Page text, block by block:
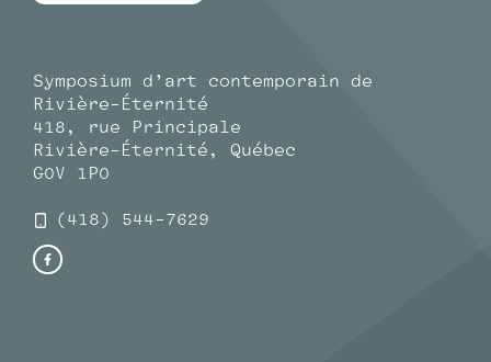
Symposium d’art contemporain de
Rivière-Éternité
418, rue Principale
Rivière-Éternité, Québec
G0V 1P0
(418) 544-7629